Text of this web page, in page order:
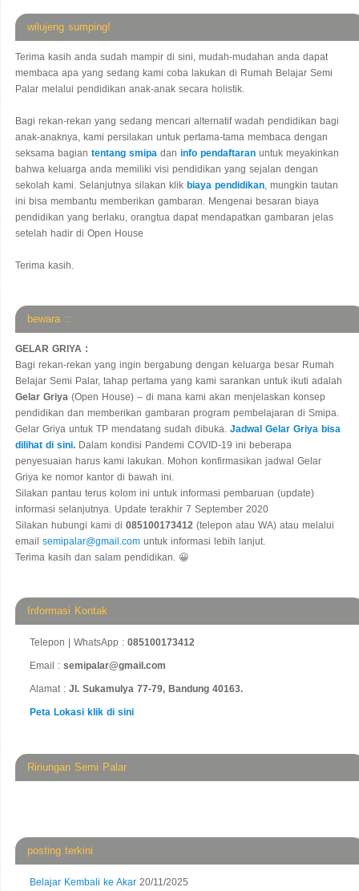
wilujeng sumping!
Terima kasih anda sudah mampir di sini, mudah-mudahan anda dapat
membaca apa yang sedang kami coba lakukan di Rumah Belajar Semi
Palar melalui pendidikan anak-anak secara holistik.
Bagi rekan-rekan yang sedang mencari alternatif wadah pendidikan bagi
anak-anaknya, kami persilakan untuk pertama-tama membaca dengan
seksama bagian tentang smipa dan info pendaftaran untuk meyakinkan
bahwa keluarga anda memiliki visi pendidikan yang sejalan dengan
sekolah kami. Selanjutnya silakan klik biaya pendidikan, mungkin tautan
ini bisa membantu memberikan gambaran. Mengenai besaran biaya
pendidikan yang berlaku, orangtua dapat mendapatkan gambaran jelas
setelah hadir di Open House
Terima kasih.
bewara ::
GELAR GRIYA :
Bagi rekan-rekan yang ingin bergabung dengan keluarga besar Rumah
Belajar Semi Palar, tahap pertama yang kami sarankan untuk ikuti adalah
Gelar Griya (Open House) – di mana kami akan menjelaskan konsep
pendidikan dan memberikan gambaran program pembelajaran di Smipa.
Gelar Griya untuk TP mendatang sudah dibuka. Jadwal Gelar Griya bisa
dilihat di sini. Dalam kondisi Pandemi COVID-19 ini beberapa
penyesuaian harus kami lakukan. Mohon konfirmasikan jadwal Gelar
Griya ke nomor kantor di bawah ini.
Silakan pantau terus kolom ini untuk informasi pembaruan (update)
informasi selanjutnya. Update terakhir 7 September 2020
Silakan hubungi kami di 085100173412 (telepon atau WA) atau melalui
email semipalar@gmail.com untuk informasi lebih lanjut.
Terima kasih dan salam pendidikan. 😀
Informasi Kontak
Telepon | WhatsApp : 085100173412
Email : semipalar@gmail.com
Alamat : Jl. Sukamulya 77-79, Bandung 40163.
Peta Lokasi klik di sini
Ririungan Semi Palar
posting terkini
Belajar Kembali ke Akar 20/11/2025